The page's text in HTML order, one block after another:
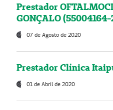
Prestador
GONÇALO (55004164-
07 de Agosto de 2020
Prestador Clínica
01 de Abril de 2020